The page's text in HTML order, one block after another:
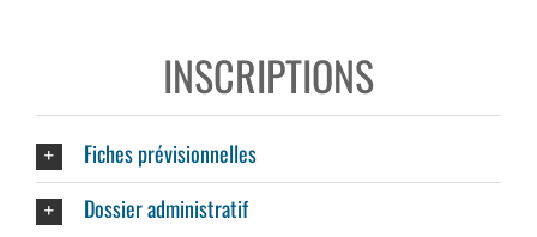
INSCRIPTIONS
Fiches prévisionnelles
Dossier administratif